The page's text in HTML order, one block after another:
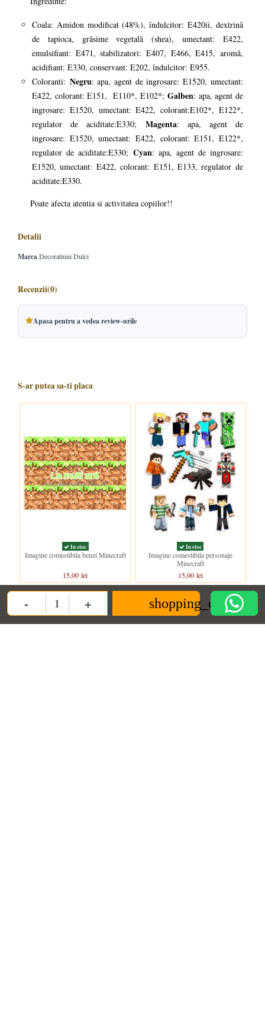
- Quantity + shopping_cart
Coala: Amidon modificat (48%), îndulcitor: E420ii, dextrină
de tapioca, grăsime vegetală (shea), umectant: E422,
emulsifiant: E471, stabilizatori: E407, E466, E415, aromă,
acidifiant: E330, conservant: E202, îndulcitor: E955.
Coloranti: Negru: apa, agent de ingrosare: E1520, umectant:
E422, colorant: E151, E110*, E102*;Galben: apa, agent de
ingrosare: E1520, umectant: E422, colorant:E102*, E122*,
regulator de aciditate:E330; Magenta: apa, agent de
ingrosare: E1520, umectant: E422, colorant: E151, E122*,
regulator de aciditate:E330; Cyan: apa, agent de ingrosare:
E1520, umectant: E422, colorant: E151, E133, regulator de
aciditate:E330.
Poate afecta atentia si activitatea copiilor!!
Detalii
MarcaDecoratiuni Dulci
Recenzii(0)
Apasa pentru a vedea review-urile
S-ar putea sa-ti placa
In stoc
Imagine comestibila benzi Minecraft
15,00 lei
In stoc
Imagine comestibila personaje
Minecraft
15,00 lei
Clientii care au cumparat acest produs au mai cumparat si: